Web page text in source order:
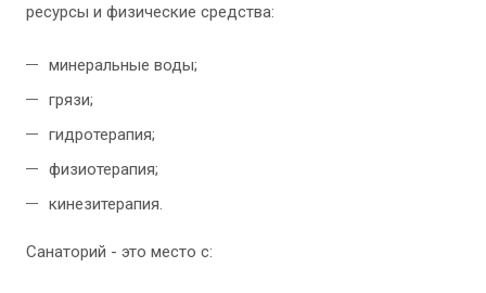
ресурсы и физические средства:
минеральные воды;
грязи;
гидротерапия;
физиотерапия;
кинезитерапия.
Санаторий - это место с: